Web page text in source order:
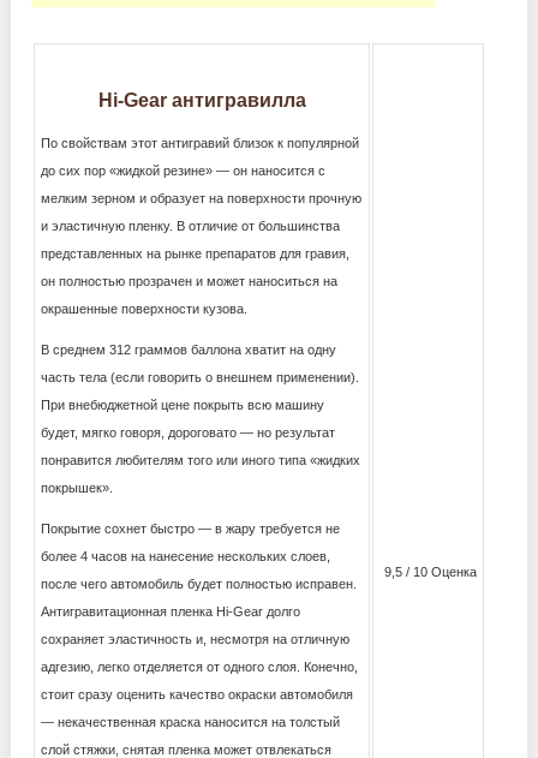
Hi-Gear антигравилла
По свойствам этот антигравий близок к популярной
до сих пор «жидкой резине» — он наносится с
мелким зерном и образует на поверхности прочную
и эластичную пленку. В отличие от большинства
представленных на рынке препаратов для гравия,
он полностью прозрачен и может наноситься на
окрашенные поверхности кузова.
В среднем 312 граммов баллона хватит на одну
часть тела (если говорить о внешнем применении).
При внебюджетной цене покрыть всю машину
будет, мягко говоря, дороговато — но результат
понравится любителям того или иного типа «жидких
покрышек».
Покрытие сохнет быстро — в жару требуется не
более 4 часов на нанесение нескольких слоев,
после чего автомобиль будет полностью исправен.
Антигравитационная пленка Hi-Gear долго
сохраняет эластичность и, несмотря на отличную
адгезию, легко отделяется от одного слоя. Конечно,
стоит сразу оценить качество окраски автомобиля
— некачественная краска наносится на толстый
слой стяжки, снятая пленка может отвлекаться
9,5 / 10 Оценка